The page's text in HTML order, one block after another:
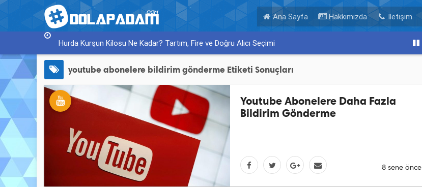
Ana Sayfa Hakkımızda İletişim
Hurda Kurşun Kilosu Ne Kadar? Tartım, Fire ve Doğru Alıcı Seçimi
youtube abonelere bildirim gönderme Etiketi Sonuçları
Youtube Abonelere Daha Fazla
Bildirim Gönderme
8 sene önce